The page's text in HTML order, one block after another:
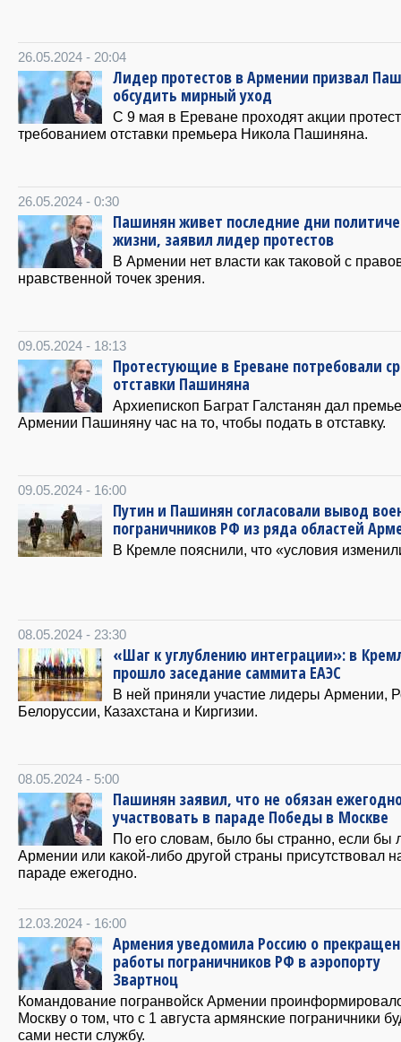
26.05.2024 - 20:04
Лидер протестов в Армении призвал
обсудить мирный уход
С 9 мая в Ереване проходят акции
требованием отставки премьера Никола Пашиняна.
26.05.2024 - 0:30
Пашинян живет последние дни
жизни, заявил лидер протестов
В Армении нет власти как таковой с
нравственной точек зрения.
09.05.2024 - 18:13
Протестующие в Ереване потребовали
отставки Пашиняна
Архиепископ Баграт Галстанян дал
Армении Пашиняну час на то, чтобы подать в отставку.
09.05.2024 - 16:00
Путин и Пашинян согласовали вывод
пограничников РФ из ряда областей
В Кремле пояснили, что «условия
08.05.2024 - 23:30
«Шаг к углублению интеграции»: в
прошло заседание саммита ЕАЭС
В ней приняли участие лидеры Армении,
Белоруссии, Казахстана и Киргизии.
08.05.2024 - 5:00
Пашинян заявил, что не обязан
участвовать в параде Победы в Москве
По его словам, было бы странно, если бы
Армении или какой-либо другой страны присутствовал
параде ежегодно.
12.03.2024 - 16:00
Армения уведомила Россию о
работы пограничников РФ в аэропорту
Звартноц
Командование погранвойск Армении
Москву о том, что с 1 августа армянские пограничники
сами нести службу.